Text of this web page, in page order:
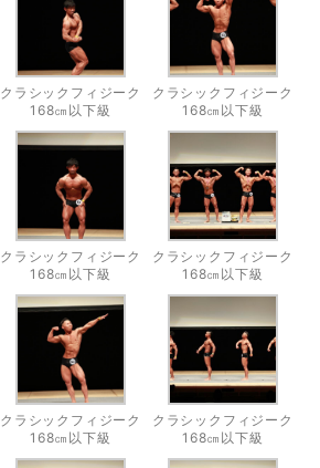
クラシックフィジーク
168㎝以下級
クラシックフィジーク
168㎝以下級
クラシックフィジーク
168㎝以下級
クラシックフィジーク
168㎝以下級
クラシックフィジーク
168㎝以下級
クラシックフィジーク
168㎝以下級